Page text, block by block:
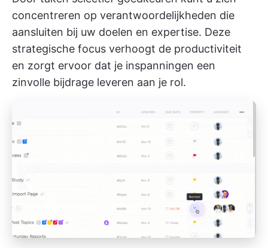
concentreren op verantwoordelijkheden die
aansluiten bij uw doelen en expertise. Deze
strategische focus verhoogt de productiviteit
en zorgt ervoor dat je inspanningen een
zinvolle bijdrage leveren aan je rol.